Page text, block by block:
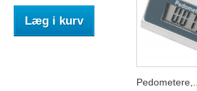
Læg i kurv